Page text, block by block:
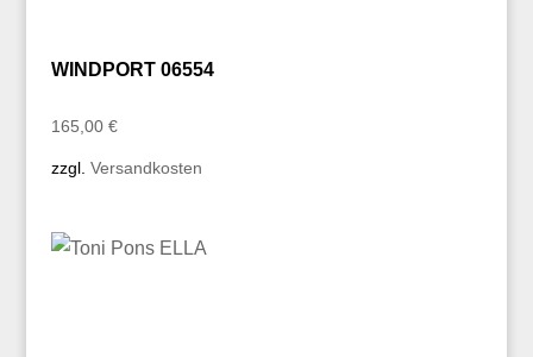
WINDPORT 06554
165,00 €
zzgl. Versandkosten